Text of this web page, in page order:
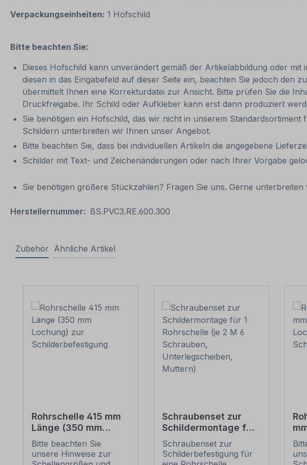
Verpackungseinheiten: 1 Hofschild
Bitte beachten Sie:
Dieses Hofschild kann unverändert gemäß der Artikelabbildung oder
diesen in das Eingabefeld auf dieser Seite ein, beachten Sie jedoch
übermittelt Ihnen eine Korrekturdatei zur Ansicht. Bitte prüfen Sie die
Druckfreigabe. Ihr Schild oder Aufkleber kann erst dann produziert
Sie benötigen ein Hofschild, das wir nicht in unserem
Schildern unterbreiten wir Ihnen unser Angebot.
Bitte beachten Sie, dass bei individuellen Artikeln die angegebene
Schilder mit Text- und Zeichenänderungen oder nach Ihrer Vorgabe
Sie benötigen größere Stückzahlen? Fragen Sie uns. Gerne
Herstellernummer: BS.PVC3.RE.600.300
Zubehör Ähnliche Artikel
Rohrschelle 415 mm
Länge (350 mm
Lochung) zur
Schilderbefestigung
Bitte beachten Sie
unsere Hinweise zur
Schraubenset zur
Schildermontage für
1 Rohrschelle (je 2 M
6 Schrauben,
Unterlegscheiben,
Schraubenset zur
Schilderbefestigung für